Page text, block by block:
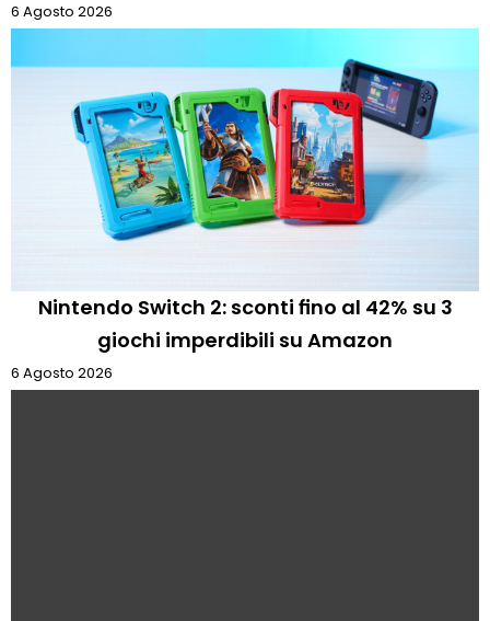
6 Agosto 2026
Nintendo Switch 2: sconti fino al 42% su 3
giochi imperdibili su Amazon
6 Agosto 2026